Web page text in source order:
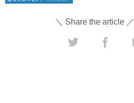
＼ Share the article ／